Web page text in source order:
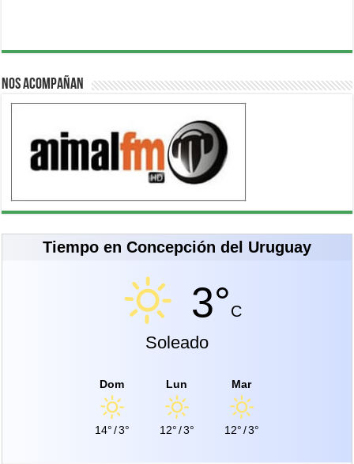
Nos acompañan
Tiempo en Concepción del Uruguay
3°C
Soleado
Dom
14°/3°
Lun
12°/3°
Mar
12°/3°